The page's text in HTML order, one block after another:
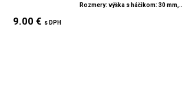
Rozmery: výška s háčikom: 30
9.00 € s DPH